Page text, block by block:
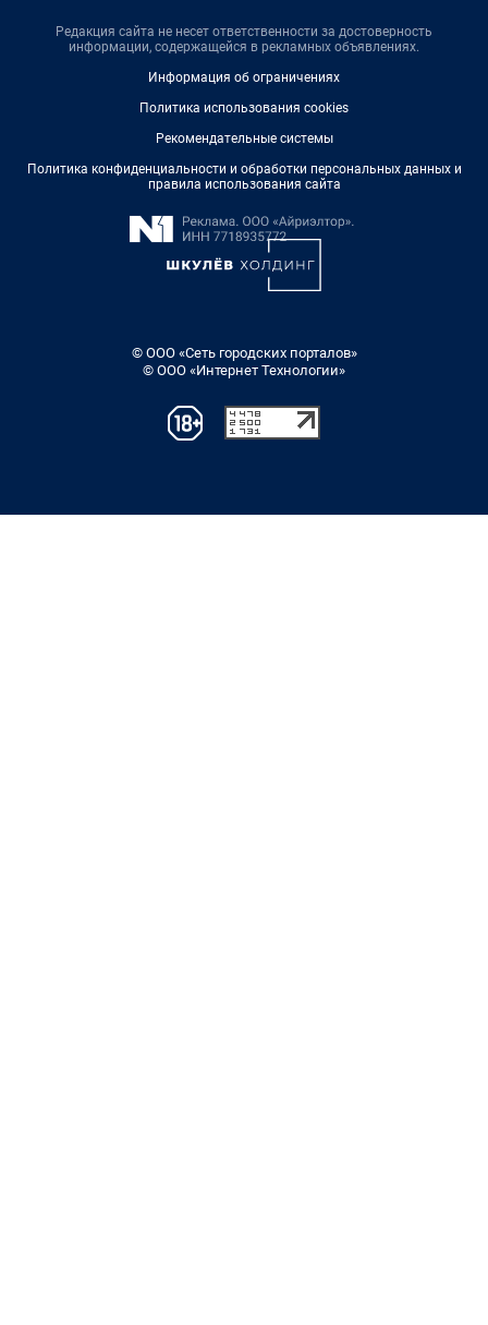
Редакция сайта не несет ответственности за достоверность
информации, содержащейся в рекламных объявлениях.
Информация об ограничениях
Политика использования cookies
Рекомендательные системы
Политика конфиденциальности и обработки персональных данных и
правила использования сайта
© ООО «Сеть городских порталов»
© ООО «Интернет Технологии»